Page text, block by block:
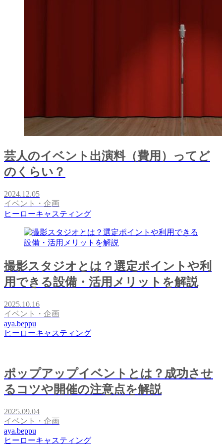
芸人のイベント出演料（費用）ってど
のくらい？
2024.12.05
イベント・企画
ヒーローキャスティング
撮影スタジオとは？選定ポイントや利
用できる設備・活用メリットを解説
2025.10.16
イベント・企画
aya.beppu
ヒーローキャスティング
ポップアップイベントとは？成功させ
るコツや開催の注意点を解説
2025.09.04
イベント・企画
aya.beppu
ヒーローキャスティング